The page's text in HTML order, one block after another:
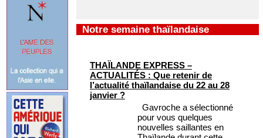
Notre semaine thaïlandaise
THAÏLANDE EXPRESS –
ACTUALITÉS : Que retenir de
l’actualité thaïlandaise du 22 au 28
janvier ?
Gavroche a sélectionné
pour vous quelques
nouvelles saillantes en